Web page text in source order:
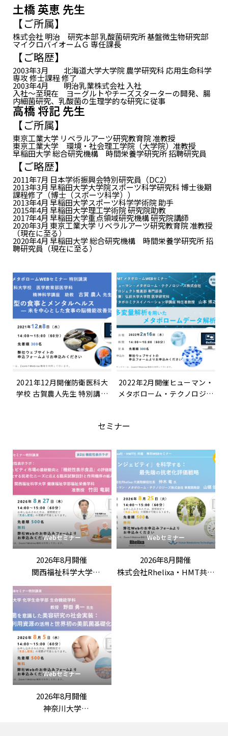
土橋 英恵 先生
【ご所属】
株式会社 明治 研究本部 乳酸菌研究所 基盤微生物研究部
マイクロバイオームＧ 専任課長
【ご略歴】
2003年3月 北海道大学大学院 農学研究科 応用生命科学
専攻 修士課程 修了
2003年4月 明治乳業株式会社 入社
入社～至現在 ヨーグルトやチーズスターターの開発、腸
内細菌研究、乳酸菌の生理学的な研究に従事
高橋 将記 先生
【ご所属】
東京工業大学 リベラルアーツ研究教育院 准教授
東京工業大学 環境・社会理工学院（大学院）准教授
早稲田大学 総合研究機構 時間栄養学研究所 招聘研究員
【ご略歴】
2011年7月 日本学術振興会特別研究員（DC2）
2013年3月 早稲田大学大学院スポーツ科学研究科 博士後期
課程修了（博士（スポーツ科学））
2013年4月 早稲田大学スポーツ科学学術院 助手
2015年4月 早稲田大学理工学術院 研究院助教
2017年4月 早稲田大学重点領域研究機構 研究院講師
2020年3月 東京工業大学 リベラルアーツ研究教育院 准教授
（現在に至る）
2020年4月 早稲田大学 総合研究機構 時間栄養学研究所 招
聘研究員（現在に至る）
2021年12月開催防衛医科大
学校 古賀農人先生 特別講演
の脳機能改善効果－」
2022年2月開催ヒューマン・
メタボローム・テクノロジー
セミナー
Webセミナー
2026年8月開催
関西福祉科学大学
竹田竜嗣 先生 特別講演
「第3回機能性表示ラボ：
ロンジェビティ市場の最新
動向と「機能性表示食品」
の評価戦略
――拡大する抗老化ニーズに応
える臨床試験設計と作用機
序の組み立て方」
Webセミナー
2026年8月開催
株式会社Rhelixa・HMT共催
Webセミナー
2026年8月開催
神奈川大学